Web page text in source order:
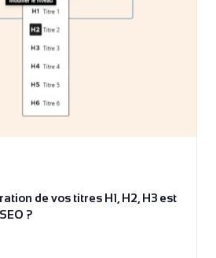
de vos titres H1, H2, H3 est
?